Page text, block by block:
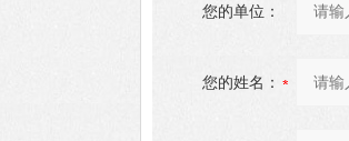
您的单位：
您的姓名：